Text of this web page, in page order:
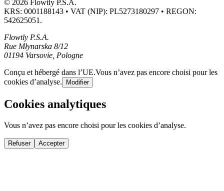
© 2026 Flowtly P.S.A.
KRS: 0001188143 • VAT (NIP): PL5273180297 • REGON:
542625051.
Flowtly P.S.A.
Rue Młynarska 8/12
01194 Varsovie, Pologne
Conçu et hébergé dans l’UE.Vous n’avez pas encore choisi pour les
cookies d’analyse.
Modifier
Cookies analytiques
Vous n’avez pas encore choisi pour les cookies d’analyse.
Refuser Accepter